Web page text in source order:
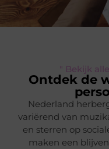
" Bekijk
Ontdek de
Nederland
variërend van
en sterren op
maken een